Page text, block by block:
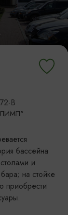
В
бассейна
и
на стойке
приобрести